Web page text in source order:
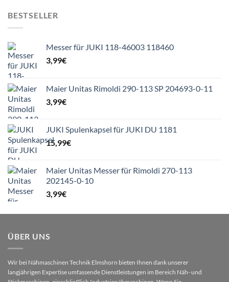
BESTSELLER
Messer für JUKI 118-46003 118460
3,99€
Maier Unitas Rimoldi 290-113 SP 204693-0-11
3,99€
JUKI Spulenkapsel für JUKI DU 1181
15,99€
Maier Unitas Messer für Rimoldi 270-113
202145-0-10
3,99€
ÜBER UNS
Wir bei Nähmaschinen Technik Elmshorn bieten Ihnen dank unserer
langjährigen Expertise umfassende Dienstleistungen im Bereich Näh- und